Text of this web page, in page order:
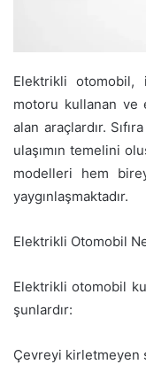
Elektrikli otomobil,
motoru kullanan ve
alan araçlardır.
ulaşımın temelini
modelleri hem
yaygınlaşmaktadır.
Elektrikli Otomobil
Elektrikli otomobil
şunlardır:
Çevreyi kirletmeyen